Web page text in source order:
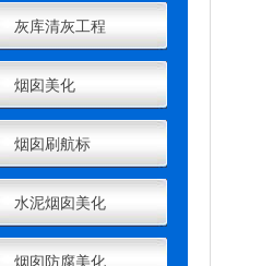
灰库清灰工程
烟囱美化
烟囱刷航标
水泥烟囱美化
烟囱防腐美化